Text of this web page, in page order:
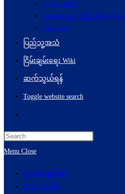
E-Newsletters
သုတေသနနှင့်ဖွံ့ဖြိုးတိုးတက်ရေး
Acronyms
ပြည်သူ့အသံ
ငြိမ်းချမ်းရေး Wiki
ဆက်သွယ်ရန်
Toggle website search
Menu Close
မူလစာမျက်နှာ
NCA သမိုင်း